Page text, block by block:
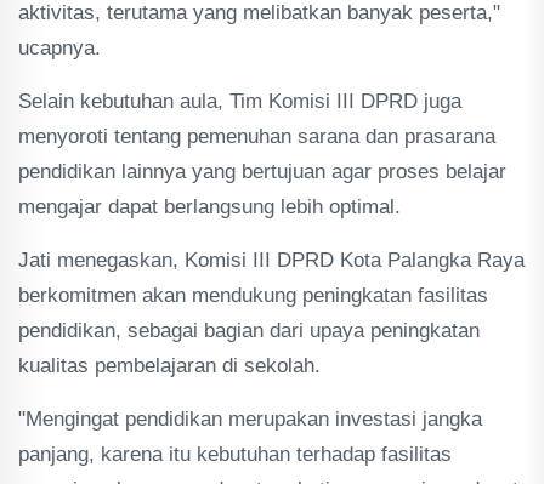
aktivitas, terutama yang melibatkan banyak peserta,"
ucapnya.
Selain kebutuhan aula, Tim Komisi III DPRD juga
menyoroti tentang pemenuhan sarana dan prasarana
pendidikan lainnya yang bertujuan agar proses belajar
mengajar dapat berlangsung lebih optimal.
Jati menegaskan, Komisi III DPRD Kota Palangka Raya
berkomitmen akan mendukung peningkatan fasilitas
pendidikan, sebagai bagian dari upaya peningkatan
kualitas pembelajaran di sekolah.
"Mengingat pendidikan merupakan investasi jangka
panjang, karena itu kebutuhan terhadap fasilitas